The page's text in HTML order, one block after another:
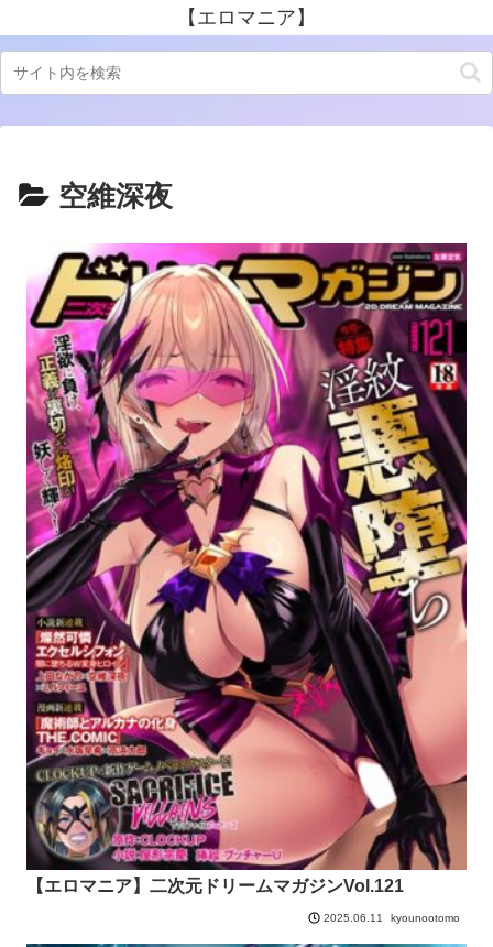
【エロマニア】
空維深夜
【エロマニア】二次元ドリームマガジンVol.121
2025.06.11 kyounootomo